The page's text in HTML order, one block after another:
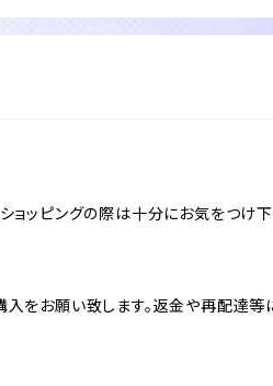
ッピングの際は十分にお気をつけ下
をお願い致します。返金や再配達等